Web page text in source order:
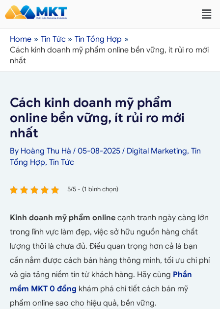
Home Tin Tức
Tin Tổng Hợp
Cách kinh doanh mỹ phẩm online bền vững, ít rủi ro mới
nhất
Cách kinh doanh mỹ phẩm
online bền vững, ít rủi ro mới
nhất
By Hoàng Thu Hà / 05-08-2025 / Digital Marketing, Tin
Tổng Hợp, Tin Tức
5/5 - (1 bình chọn)
Kinh doanh mỹ phẩm online cạnh tranh ngày càng lớn
trong lĩnh vực làm đẹp, việc sở hữu nguồn hàng chất
lượng thôi là chưa đủ. Điều quan trọng hơn cả là bạn
cần nắm được cách bán hàng thông minh, tối ưu chi phí
và gia tăng niềm tin từ khách hàng. Hãy cùng Phần
mềm MKT 0 đồng khám phá chi tiết cách bán mỹ
phẩm online sao cho hiệu quả, bền vững.